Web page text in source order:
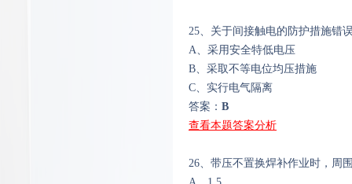
25、关于间接触电的防护措施错
A、采用安全特低电压
B、采取不等电位均压措施
C、实行电气隔离
答案： B
查看本题答案分析
26、带压不置换焊补作业时，周